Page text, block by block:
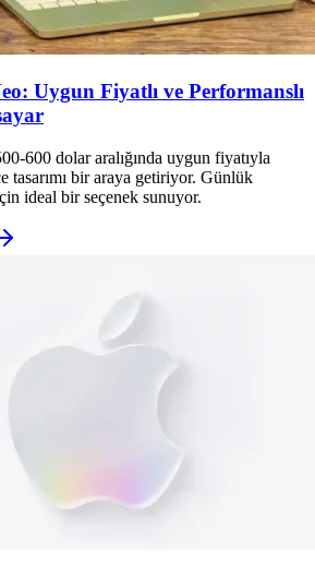
Uygun Fiyatlı ve Performanslı
600 dolar aralığında uygun fiyatıyla
tasarımı bir araya getiriyor. Günlük
ideal bir seçenek sunuyor.